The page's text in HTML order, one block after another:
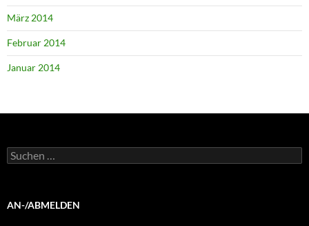
März 2014
Februar 2014
Januar 2014
Suchen
nach:
AN-/ABMELDEN